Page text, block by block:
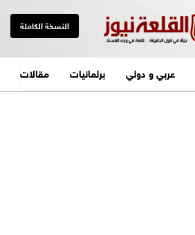
النسخة الكاملة
عربي و دولي برلمانيات مقالات